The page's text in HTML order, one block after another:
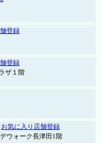
登録
登録
ザ１階
お気に入り店舗登録
ウォーク長津田1階